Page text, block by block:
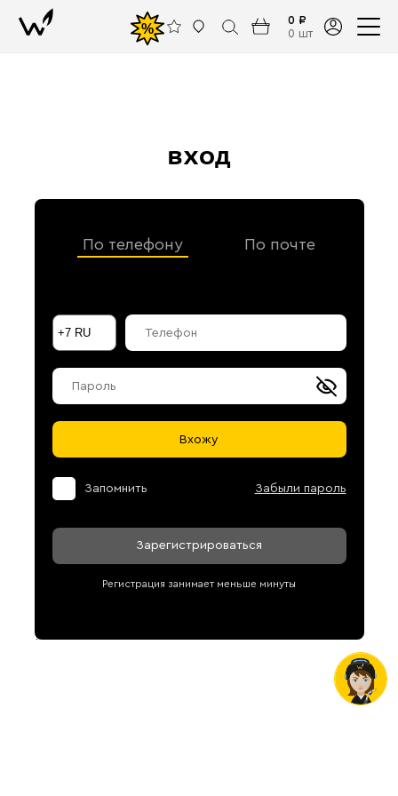
%
0 ₽
0 шт
вход
По телефону По почте
Вхожу
Запомнить Забыли пароль
Зарегистрироваться
Регистрация занимает меньше минуты